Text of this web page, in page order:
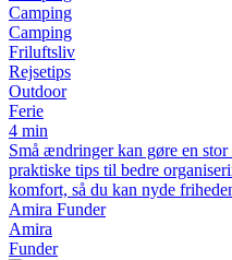
Camping
Camping
Friluftsliv
Rejsetips
Outdoor
Ferie
4 min
Små ændringer kan gøre en
praktiske tips til bedre
komfort, så du kan nyde
Amira Funder
Amira
Funder